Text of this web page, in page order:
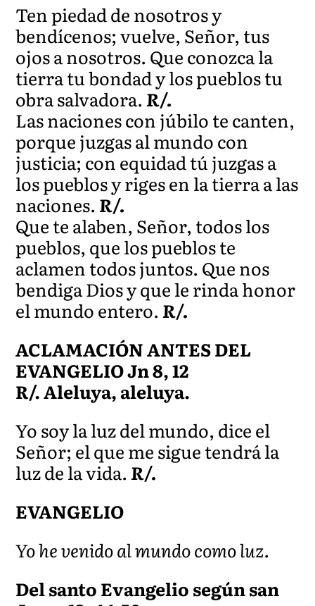
Ten piedad de nosotros y
bendícenos; vuelve, Señor, tus
ojos a nosotros. Que conozca la
tierra tu bondad y los pueblos tu
obra salvadora.R/.
Las naciones con júbilo te canten,
porque juzgas al mundo con
justicia; con equidad tú juzgas a
los pueblos y riges en la tierra a las
naciones.R/.
Que te alaben, Señor, todos los
pueblos, que los pueblos te
aclamen todos juntos. Que nos
bendiga Dios y que le rinda honor
el mundo entero.R/.
ACLAMACIÓN ANTES DEL
EVANGELIO Jn 8, 12
R/. Aleluya, aleluya.
Yo soy la luz del mundo, dice el
Señor; el que me sigue tendrá la
luz de la vida.R/.
EVANGELIO
Yo he venido al mundo como luz.
Del santo Evangelio según san